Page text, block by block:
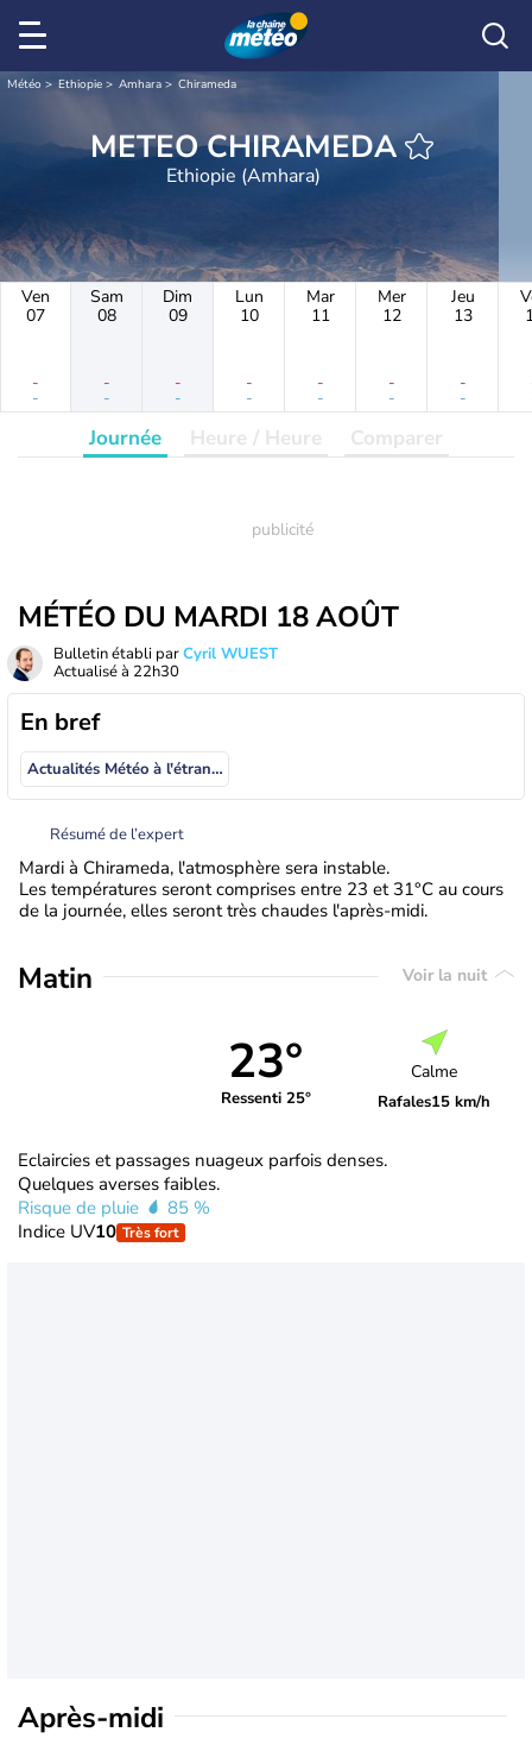
Météo Ethiopie Amhara Chirameda
METEO CHIRAMEDA
Ethiopie (Amhara)
Ven
07
-
-
Sam
08
-
-
Dim
09
-
-
Lun
10
-
-
Mar
11
-
-
Mer
12
-
-
Jeu
13
-
-
Journée Heure / Heure Comparer
MÉTÉO DU MARDI 18 AOÛT
Bulletin établi parCyril WUEST
Actualisé à 22h30
En bref
Actualités Météo à l'étranger
Résumé de l’expert
Mardi à Chirameda, l'atmosphère sera instable.
Les températures seront comprises entre 23 et 31°C au cours
de la journée, elles seront très chaudes l'après-midi.
Matin Voir la nuit
23°
Ressenti 25°
Calme
Rafales15 km/h
Eclaircies et passages nuageux parfois denses.
Quelques averses faibles.
Risque de pluie
85 %
Indice UV10 Très fort
Après-midi